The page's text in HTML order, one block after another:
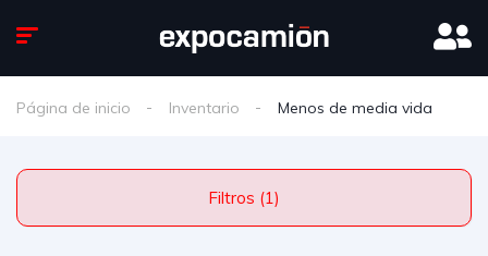
Página de inicio Inventario Menos de media vida
Filtros (1)